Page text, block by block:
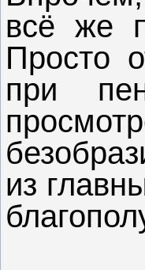
всё же
Просто
при
из